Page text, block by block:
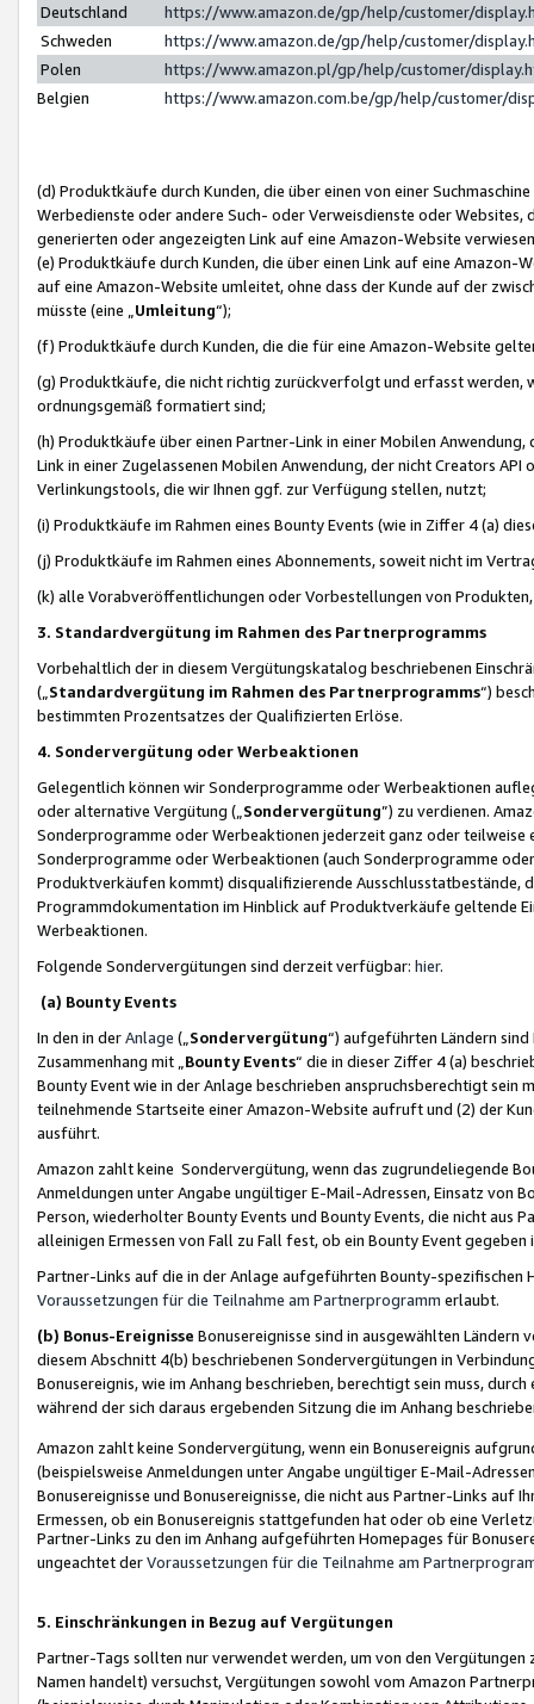
Deutschland
https://www.amazon.de/gp/help/customer/
Schweden
https://www.amazon.de/gp/help/customer/
Polen
https://www.amazon.pl/gp/help/customer/
Belgien
https://www.amazon.com.be/gp/help/customer/
(d) Produktkäufe durch Kunden, die über einen von einer
Werbedienste oder andere Such- oder Verweisdienste oder Websites,
generierten oder angezeigten Link auf eine Amazon-Website
(e) Produktkäufe durch Kunden, die über einen Link auf eine
auf eine Amazon-Website umleitet, ohne dass der Kunde auf der
müsste (eine „ Umleitung“);
(f) Produktkäufe durch Kunden, die die für eine Amazon-Website
(g) Produktkäufe, die nicht richtig zurückverfolgt und erfasst werden,
ordnungsgemäß formatiert sind;
(h) Produktkäufe über einen Partner-Link in einer Mobilen
Link in einer Zugelassenen Mobilen Anwendung, der nicht Creators
Verlinkungstools, die wir Ihnen ggf. zur Verfügung stellen, nutzt;
(i) Produktkäufe im Rahmen eines Bounty Events (wie in Ziffer 4 (a)
(j) Produktkäufe im Rahmen eines Abonnements, soweit nicht im
(k) alle Vorabveröffentlichungen oder Vorbestellungen von
3. Standardvergütung im Rahmen des Partnerprogramms
Vorbehaltlich der in diesem Vergütungskatalog beschriebenen
(„ Standardvergütung im Rahmen des Partnerprogramms“)
bestimmten Prozentsatzes der Qualifizierten Erlöse.
4. Sondervergütung oder Werbeaktionen
Gelegentlich können wir Sonderprogramme oder Werbeaktionen
oder alternative Vergütung („ Sondervergütung”) zu verdienen.
Sonderprogramme oder Werbeaktionen jederzeit ganz oder
Sonderprogramme oder Werbeaktionen (auch Sonderprogramme
Produktverkäufen kommt) disqualifizierende Ausschlusstatbestände,
Programmdokumentation im Hinblick auf Produktverkäufe geltende
Werbeaktionen.
Folgende Sondervergütungen sind derzeit verfügbar: hier.
(a) Bounty Events
In den in derAnlage („ Sondervergütung“) aufgeführten Ländern
Zusammenhang mit „ Bounty Events“ die in dieser Ziffer 4 (a)
Bounty Event wie in der Anlage beschrieben anspruchsberechtigt sein
teilnehmende Startseite einer Amazon-Website aufruft und (2) der
ausführt.
Amazon zahlt keine Sondervergütung, wenn das zugrundeliegende
Anmeldungen unter Angabe ungültiger E-Mail-Adressen, Einsatz von
Person, wiederholter Bounty Events und Bounty Events, die nicht
alleinigen Ermessen von Fall zu Fall fest, ob ein Bounty Event
Partner-Links auf die in der Anlage aufgeführten Bounty-spezifischen
Voraussetzungen für die Teilnahme am Partnerprogramm erlaubt.
(b) Bonus-Ereignisse Bonusereignisse sind in ausgewählten Ländern
diesem Abschnitt 4(b) beschriebenen Sondervergütungen in
Bonusereignis, wie im Anhang beschrieben, berechtigt sein muss,
während der sich daraus ergebenden Sitzung die im Anhang
Amazon zahlt keine Sondervergütung, wenn ein Bonusereignis
(beispielsweise Anmeldungen unter Angabe ungültiger E-Mail-
Bonusereignisse und Bonusereignisse, die nicht aus Partner-Links auf
Ermessen, ob ein Bonusereignis stattgefunden hat oder ob eine
Partner-Links zu den im Anhang aufgeführten Homepages für
ungeachtet derVoraussetzungen für die Teilnahme am
5. Einschränkungen in Bezug auf Vergütungen
Partner-Tags sollten nur verwendet werden, um von den
Namen handelt) versuchst, Vergütungen sowohl vom Amazon